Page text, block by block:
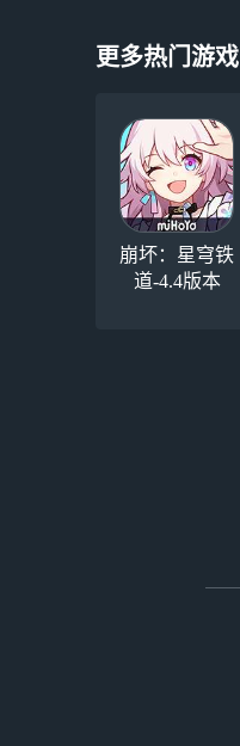
更多热门游戏
崩坏：星穹铁
道-4.4版本